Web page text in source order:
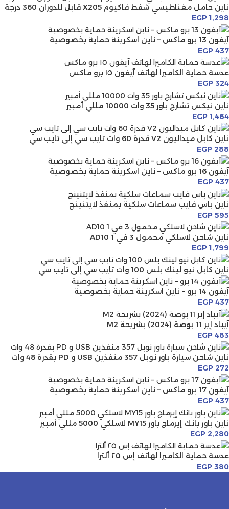
ناين حامل مغناطيسي شفط فاكيوم X205 قابل للدوران 360 درجة
EGP 1,298
آيفون 13 برو ماكس – ناين اسكرينة حماية بخصوصية
EGP 437
عدسة حماية الكاميرا لهاتف آيفون ١٥ برو ماكس
EGP 324
ناين نيكس تشارج باور 35 وات 10000 مللي أمبير
EGP 1,464
ناين كابل ميداليون V2 قدرة 60 وات تايب سي إلى تايب سي
EGP 288
آيفون 16 برو ماكس – ناين اسكرينة حماية بخصوصية
EGP 437
ناين باس فايب سماعات سلكية بمنفذ لايتنينج
EGP 595
ناين شاحن لاسلكي محمول 3 في 1 AD10
EGP 1,799
ناين كابل نيو لينك بلس 100 وات تايب سي إلى تايب سي
آيفون 14 برو – ناين اسكرينة حماية بخصوصية
EGP 437
آيباد إير 11 بوصة (2024) بشريحة M2
EGP 483
ناين شاحن سيارة باور نوبل 357 منفذين USB و PD بقدرة 48 وات
EGP 272
آيفون 17 برو ماكس – ناين اسكرينة حماية بخصوصية
EGP 437
ناين باور بانك إيرماج باور MY15 لاسلكي 5000 مللي أمبير
EGP 2,280
عدسة حماية الكاميرا لهاتف إس ٢٥ ألترا
EGP 380